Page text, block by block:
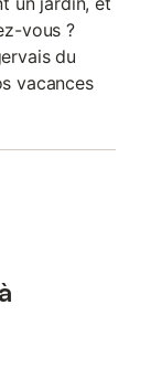
vous ?
du
vacances